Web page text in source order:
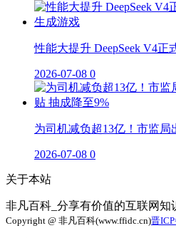
性能大提升 DeepSeek V4正
2026-07-08 0
为司机减负超13亿！市监
2026-07-08 0
关于本站
非凡百科_分享有价值的互联网知
Copyright @ 非凡百科(www.ffidc.cn)晋